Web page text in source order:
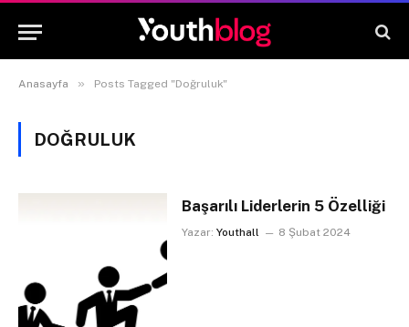
Anasayfa » Posts Tagged "Doğruluk"
DOĞRULUK
Başarılı Liderlerin 5 Özelliği
Yazar: Youthall 8 Şubat 2024